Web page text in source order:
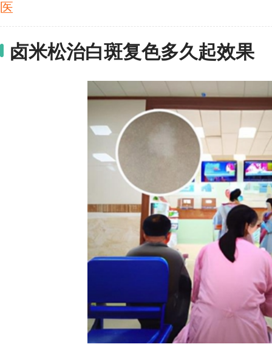
医
卤米松治白斑复色多久起效果